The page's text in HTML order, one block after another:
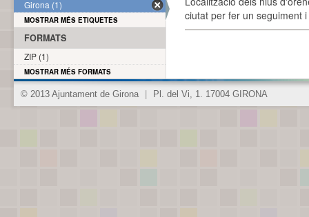
ciutat per fer un seguiment
Girona (1)
MOSTRAR MÉS ETIQUETES
FORMATS
ZIP (1)
MOSTRAR MÉS FORMATS
© 2013 Ajuntament de Girona Pl. del Vi, 1. 17004 GIRONA